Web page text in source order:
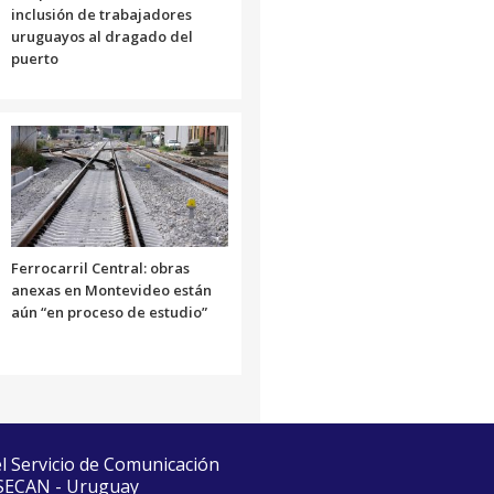
inclusión de trabajadores
uruguayos al dragado del
puerto
Ferrocarril Central: obras
anexas en Montevideo están
aún “en proceso de estudio”
de Comunicación
- Uruguay